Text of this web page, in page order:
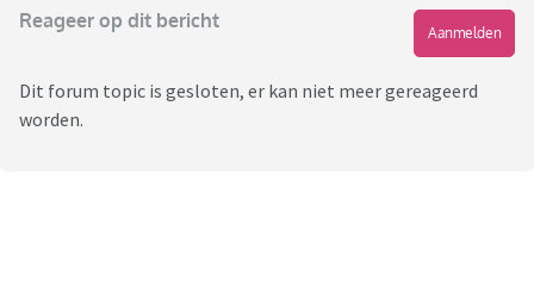
Reageer op dit bericht
Aanmelden
Dit forum topic is gesloten, er kan niet meer gereageerd
worden.